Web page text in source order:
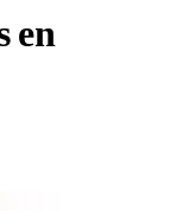
en